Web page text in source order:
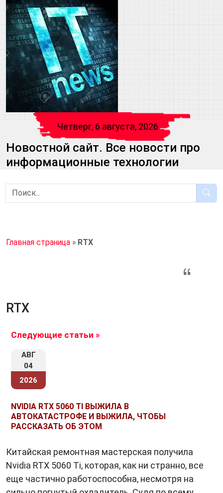
Четверг, 6 августа, 2026
Новостной сайт. Все новости про
информационные технологии
Главная страница » RTX
RTX
Следующие статьи »
АВГ
04
2026
NVIDIA RTX 5060 TI ВЫЖИЛА В
АВТОКАТАСТРОФЕ И ВЫЖИЛА, ЧТОБЫ
РАССКАЗАТЬ ОБ ЭТОМ
Китайская ремонтная мастерская получила
Nvidia RTX 5060 Ti, которая, как ни странно, все
еще частично работоспособна, несмотря на